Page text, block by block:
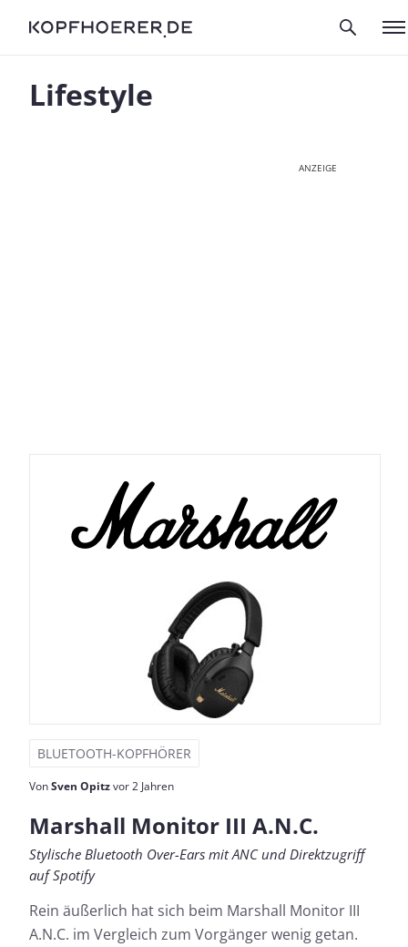
Lifestyle
ANZEIGE
BLUETOOTH-KOPFHÖRER
VonSven Opitzvor 2 Jahren
Marshall Monitor III A.N.C.
Stylische Bluetooth Over-Ears mit ANC und Direktzugriff
auf Spotify
Rein äußerlich hat sich beim Marshall Monitor III
A.N.C. im Vergleich zum Vorgänger wenig getan.